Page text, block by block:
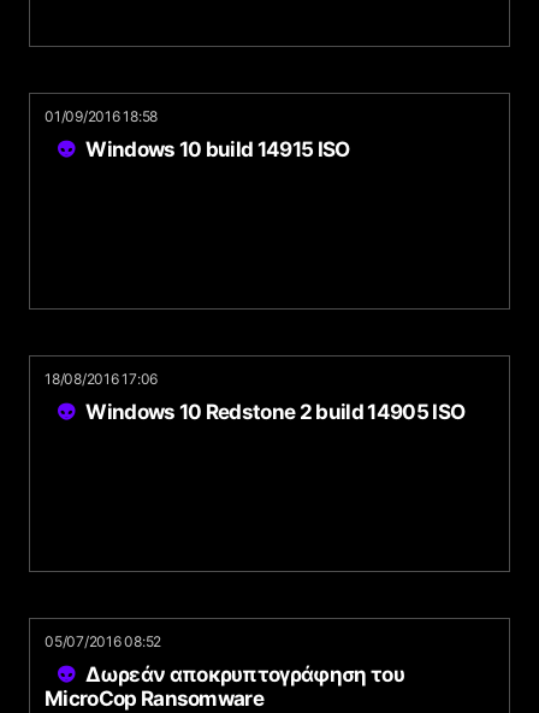
01/09/2016 18:58
Windows 10 build 14915 ISO
18/08/2016 17:06
Windows 10 Redstone 2 build 14905 ISO
05/07/2016 08:52
Δωρεάν αποκρυπτογράφηση του
MicroCop Ransomware